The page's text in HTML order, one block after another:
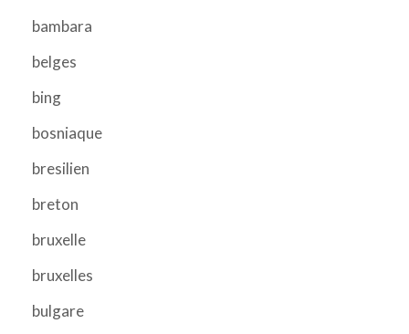
bambara
belges
bing
bosniaque
bresilien
breton
bruxelle
bruxelles
bulgare